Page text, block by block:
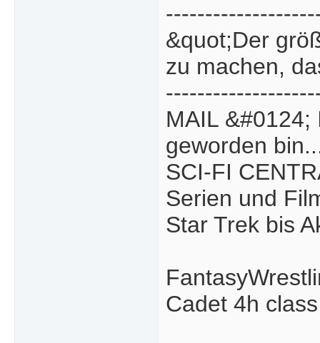
&quot;Der
zu machen,
MAIL
geworden
SCI-FI
Serien und
Star Trek bis
Cadet 4h class